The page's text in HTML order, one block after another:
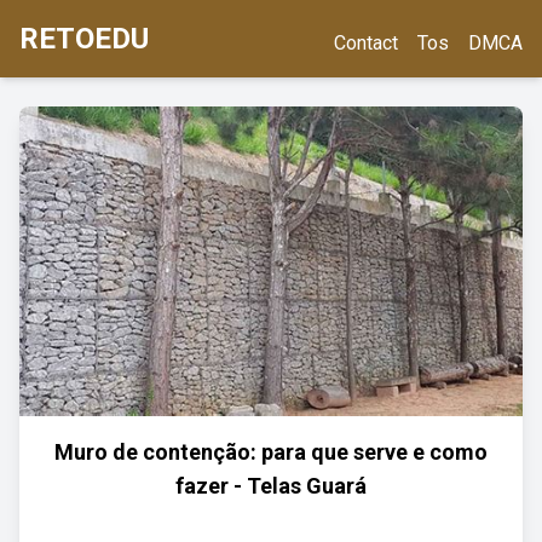
RETOEDU Contact Tos DMCA
Muro de contenção: para que serve e como
fazer - Telas Guará